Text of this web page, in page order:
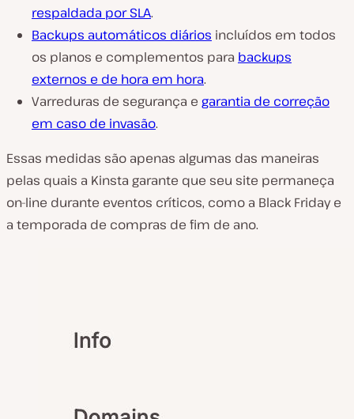
respaldada por SLA.
Backups automáticos diários incluídos em todos
os planos e complementos para backups
externos e de hora em hora.
Varreduras de segurança e garantia de correção
em caso de invasão.
Essas medidas são apenas algumas das maneiras
pelas quais a Kinsta garante que seu site permaneça
on-line durante eventos críticos, como a Black Friday e
a temporada de compras de fim de ano.